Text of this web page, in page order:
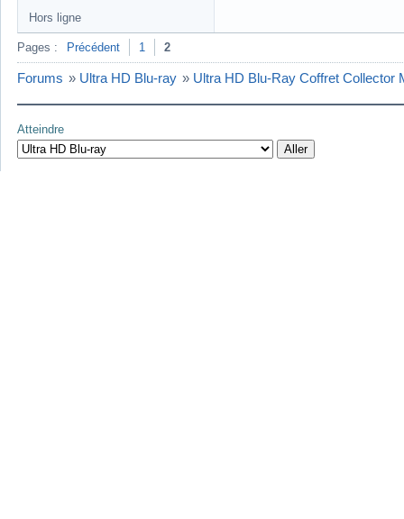
Hors ligne
Pages : Précédent 1 2
Forums » Ultra HD Blu-ray » Ultra HD Blu-Ray Coffret Collector
Atteindre